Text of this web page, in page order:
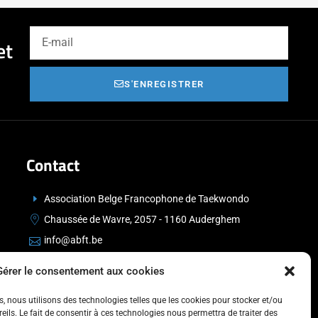
le consentement aux cookies
nous utilisons des technologies telles que les cookies pour stocker et/ou
Le fait de consentir à ces technologies nous permettra de traiter des
S'ENREGISTRER
Contact
Association Belge Francophone de Taekwondo
Chaussée de Wavre, 2057 - 1160 Auderghem
info@abft.be